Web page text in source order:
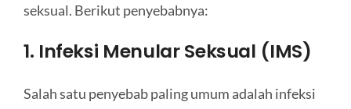
seksual. Berikut penyebabnya:
1. Infeksi Menular Seksual (IMS)
Salah satu penyebab paling umum adalah infeksi